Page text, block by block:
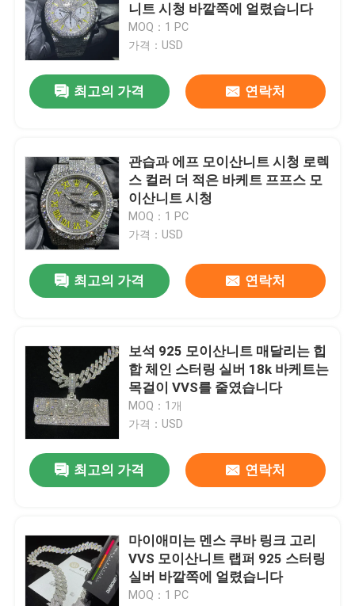
집
우리에 대하여
니트 시청 바깥쪽에 얼렸습니다
MOQ：1 PC
가격：USD
최고의 가격 연락처
관습과 에프 모이산니트 시청 로렉
스 컬러 더 적은 바케트 프프스 모
이산니트 시청
MOQ：1 PC
가격：USD
최고의 가격 연락처
보석 925 모이산니트 매달리는 힙
합 체인 스터링 실버 18k 바케트는
목걸이 VVS를 줄였습니다
MOQ：1개
가격：USD
최고의 가격 연락처
마이애미는 멘스 쿠바 링크 고리
VVS 모이산니트 랩퍼 925 스터링
실버 바깥쪽에 얼렸습니다
MOQ：1 PC